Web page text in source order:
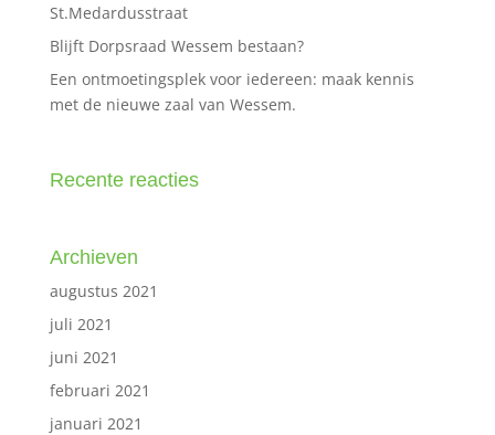
St.Medardusstraat
Blijft Dorpsraad Wessem bestaan?
Een ontmoetingsplek voor iedereen: maak kennis
met de nieuwe zaal van Wessem.
Recente reacties
Archieven
augustus 2021
juli 2021
juni 2021
februari 2021
januari 2021